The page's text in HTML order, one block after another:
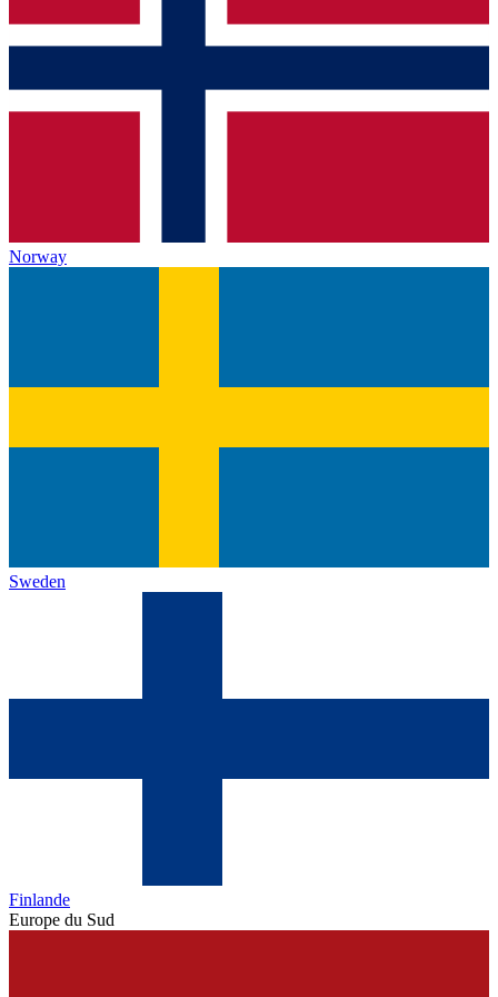
Norway
Sweden
Finlande
Europe du Sud